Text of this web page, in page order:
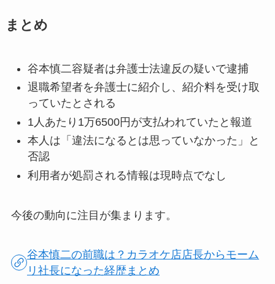
まとめ
谷本慎二容疑者は弁護士法違反の疑いで逮捕
退職希望者を弁護士に紹介し、紹介料を受け取
っていたとされる
1人あたり1万6500円が支払われていたと報道
本人は「違法になるとは思っていなかった」と
否認
利用者が処罰される情報は現時点でなし
今後の動向に注目が集まります。
谷本慎二の前職は？カラオケ店店長からモーム
リ社長になった経歴まとめ